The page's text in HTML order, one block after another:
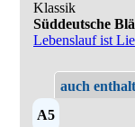
Klassik
Süddeutsche
Lebenslauf ist
auch
A5